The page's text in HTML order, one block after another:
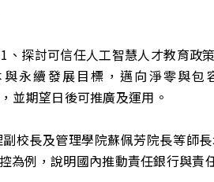
探討可信任人工智慧人才教育政
永續發展目標，邁向淨零與包
並期望日後可推廣及運用。
校長及管理學院蘇佩芳院長等師
例，說明國內推動責任銀行與責